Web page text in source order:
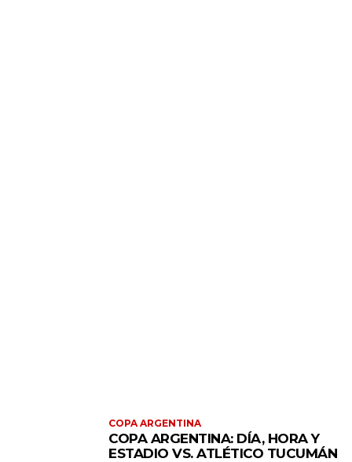
COPA ARGENTINA
COPA ARGENTINA: DÍA, HORA Y
ESTADIO VS. ATLÉTICO TUCUMÁN